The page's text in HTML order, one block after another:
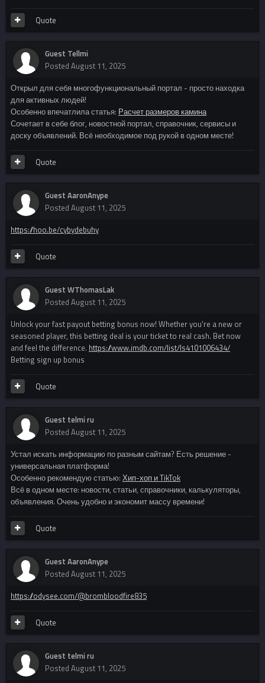
Quote
Guest Tellmi
Posted August 11, 2025
Открыл для себя многофункциональный портал - просто находка
для активных людей!
Особенно впечатлила статья: Расчет размеров камина
Сочетает в себе блог, новостной портал, справочник, сервисы и
доску объявлений. Всё необходимое под рукой в одном месте!
Quote
Guest AaronAnype
Posted August 11, 2025
https://hoo.be/cybydebuhy
Quote
Guest WThomasLak
Posted August 11, 2025
Unlock your fast payout betting bonus now! Whether you're a new or
seasoned player, this betting deal is your ticket to real cash. Bet now
and feel the difference. https://www.imdb.com/list/ls4101006434/
Betting sign up bonus
Quote
Guest telmi ru
Posted August 11, 2025
Устал искать информацию по разным сайтам? Есть решение -
универсальная платформа!
Особенно рекомендую статью: Хип-хоп и TikTok
Всё в одном месте: новости, статьи, справочники, калькуляторы,
объявления. Очень удобно и экономит массу времени!
Quote
Guest AaronAnype
Posted August 11, 2025
https://odysee.com/@brombloodfire835
Quote
Guest telmi ru
Posted August 11, 2025